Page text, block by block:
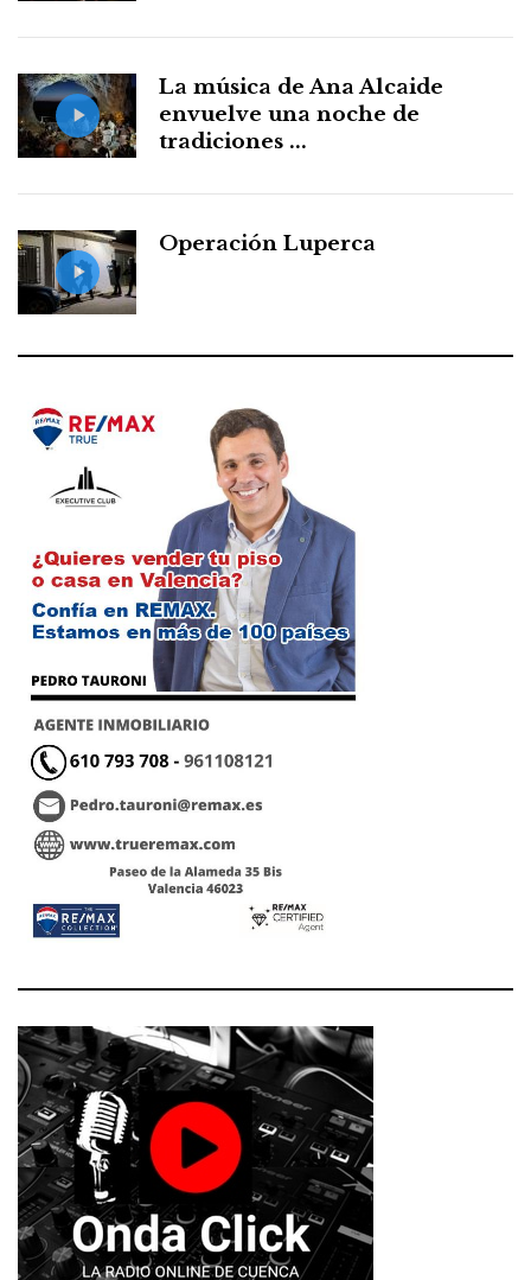
La música de Ana Alcaide
envuelve una noche de
tradiciones ...
Operación Luperca